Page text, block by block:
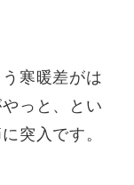
寒暖差がは
っと、とい
突入です。